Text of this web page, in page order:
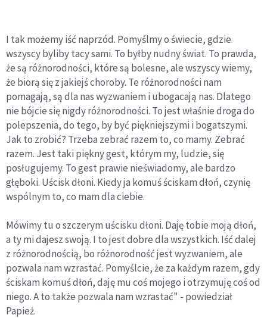
I tak możemy iść naprzód. Pomyślmy o świecie, gdzie
wszyscy byliby tacy sami. To byłby nudny świat. To prawda,
że są różnorodności, które są bolesne, ale wszyscy wiemy,
że biorą się z jakiejś choroby. Te różnorodności nam
pomagają, są dla nas wyzwaniem i ubogacają nas. Dlatego
nie bójcie się nigdy różnorodności. To jest właśnie droga do
polepszenia, do tego, by być piękniejszymi i bogatszymi.
Jak to zrobić? Trzeba zebrać razem to, co mamy. Zebrać
razem. Jest taki piękny gest, którym my, ludzie, się
posługujemy. To gest prawie nieświadomy, ale bardzo
głęboki. Uścisk dłoni. Kiedy ja komuś ściskam dłoń, czynię
wspólnym to, co mam dla ciebie.
Mówimy tu o szczerym uścisku dłoni. Daję tobie moją dłoń,
a ty mi dajesz swoją. I to jest dobre dla wszystkich. Iść dalej
z różnorodnością, bo różnorodność jest wyzwaniem, ale
pozwala nam wzrastać. Pomyślcie, że za każdym razem, gdy
ściskam komuś dłoń, daję mu coś mojego i otrzymuję coś od
niego. A to także pozwala nam wzrastać" - powiedział
Papież.